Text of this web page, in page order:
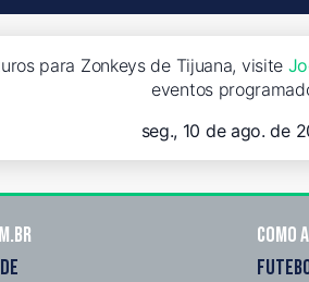
para Zonkeys de Tijuana, visite
eventos
seg., 10 de ago. de
Como